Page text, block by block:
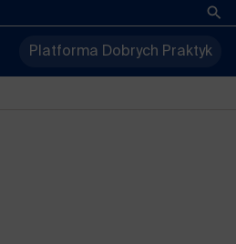
Platforma Dobrych Praktyk